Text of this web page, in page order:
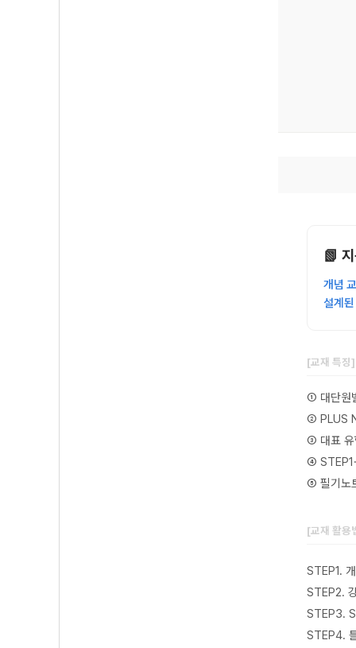
📗
개념
설계
[교재 특징
① 대단원
② PLUS
③ 대표 유
④
⑤ 필기노
[교재 활용
STEP1.
STEP2.
STEP3.
STEP4.